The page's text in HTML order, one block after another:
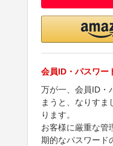
会員ID・パスワー
万が一、会員ID・
まうと、なりすま
ります。
お客様に厳重な管
期的なパスワード